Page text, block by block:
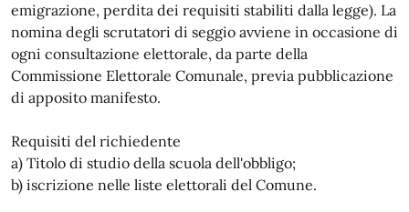
emigrazione, perdita dei requisiti stabiliti dalla legge). La
nomina degli scrutatori di seggio avviene in occasione di
ogni consultazione elettorale, da parte della
Commissione Elettorale Comunale, previa pubblicazione
di apposito manifesto.
Requisiti del richiedente
a) Titolo di studio della scuola dell'obbligo;
b) iscrizione nelle liste elettorali del Comune.